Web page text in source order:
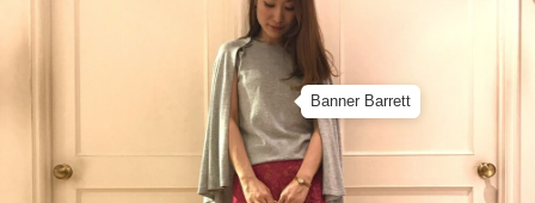
Banner Barrett